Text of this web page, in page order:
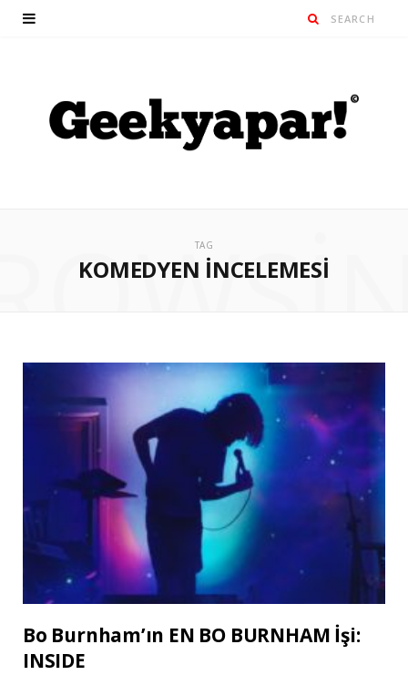
TAG
KOMEDYEN İNCELEMESI
Bo Burnham’ın EN BO BURNHAM İşi:
INSIDE